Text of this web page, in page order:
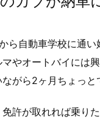
ら自動車学校に通い
やオートバイには
がら2ヶ月ちょっと
許が取れれば乗り